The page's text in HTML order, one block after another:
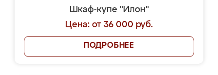
Шкаф-купе "Илон"
Цена: от 36 000 руб.
ПОДРОБНЕЕ